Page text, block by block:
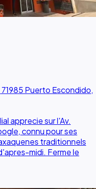
71985 Puerto Escondido,
apprecie sur l'Av.
connu pour ses
traditionnels
midi. Ferme le